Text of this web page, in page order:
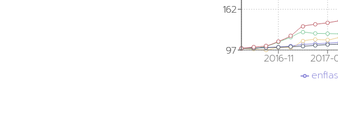
2016-11 2017-
97
162
97
162